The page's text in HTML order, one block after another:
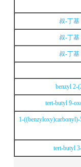
叔-丁基
叔-丁基
叔-丁基
benzyl 2-
tert-butyl 9-
1-
tert-butyl